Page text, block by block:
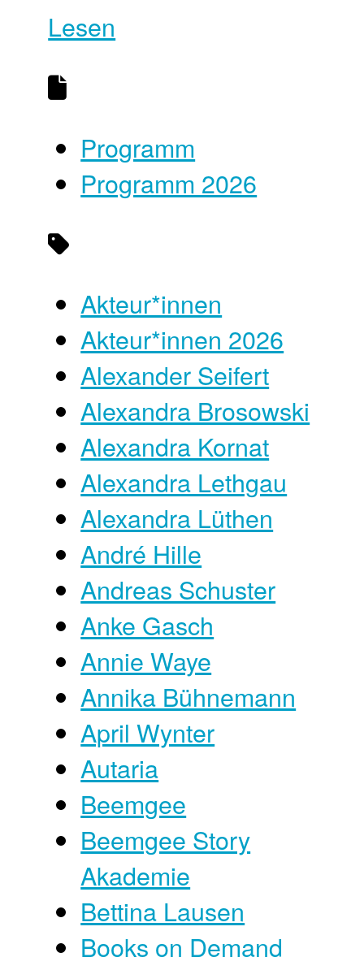
Lesen
Programm
Programm 2026
Akteur*innen
Akteur*innen 2026
Alexander Seifert
Alexandra Brosowski
Alexandra Kornat
Alexandra Lethgau
Alexandra Lüthen
André Hille
Andreas Schuster
Anke Gasch
Annie Waye
Annika Bühnemann
April Wynter
Autaria
Beemgee
Beemgee Story
Akademie
Bettina Lausen
Books on Demand